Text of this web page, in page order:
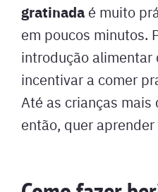
gratinada é muito
em poucos minutos.
introdução alimentar
incentivar a comer
Até as crianças mais
então, quer aprender